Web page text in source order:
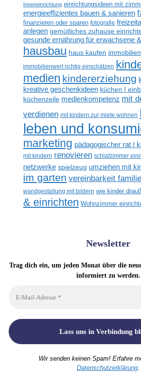
Inneneinrichtung einrichtungsideen mit
energieeffizientes bauen & sanieren
finanzieren oder sparen fotografie
anlegen gemütliches zuhause
gesunde ernährung für erwachsene
hausbau haus kaufen
immobilienwert richtig einschätzen
medien kindererziehung
kreative geschenkideen küchen |
küchenzeile medienkompetenz mit
verdienen mit kindern zur miete wohnen
leben und
marketing pädagogischer rat |
mit kindern renovieren schlafzimmer
netzwerke spielzeug umziehen mit
im garten vereinbarkeit
wandgestaltung mit bildern wie kinder
& einrichten Wohnzimmer
Newsletter
Trag dich ein, um jeden Monat über die
informiert zu werden.
Wir senden keinen Spam! Erfahre
Datenschutzerklärung